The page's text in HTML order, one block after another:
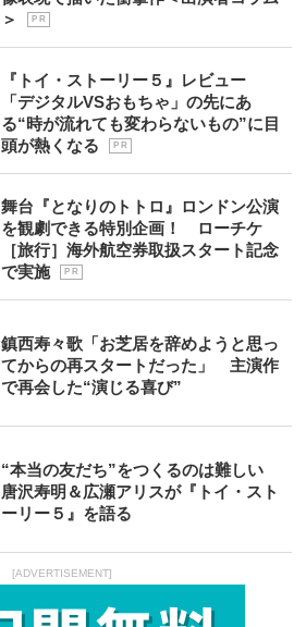
＞
P R
『トイ・ストーリー５』レビュー
「デジタルVSおもちゃ」の先にあ
る“時が流れても変わらないもの”に目
頭が熱くなる
P R
舞台『となりのトトロ』ロンドン公演
を観劇できる特別企画！ ローチケ
［旅行］海外航空券取扱スタート記念
で実施
P R
鎮西寿々歌「お芝居を辞めようと思っ
てからの再スタートだった」 主演作
で再会した“演じる喜び”
“本当の友だち”をつくるのは難しい
唐沢寿明＆広瀬アリスが『トイ・スト
ーリー５』を語る
[ADVERTISEMENT]